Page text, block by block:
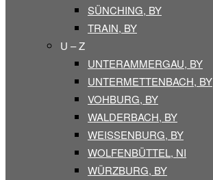
SÜNCHING, BY
TRAIN, BY
U – Z
UNTERAMMERGAU, BY
UNTERMETTENBACH, BY
VOHBURG, BY
WALDERBACH, BY
WEISSENBURG, BY
WOLFENBÜTTEL, NI
WÜRZBURG, BY